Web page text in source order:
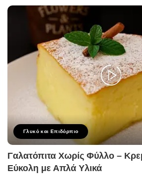
Γλυκό και Επιδόρπιο
Γαλατόπιτα Χωρίς Φύλλο –
Εύκολη με Απλά Υλικά